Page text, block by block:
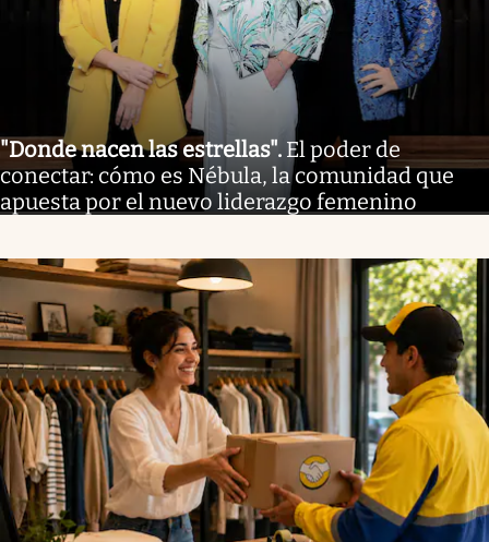
"Donde nacen las estrellas". El poder de
conectar: cómo es Nébula, la comunidad que
apuesta por el nuevo liderazgo femenino